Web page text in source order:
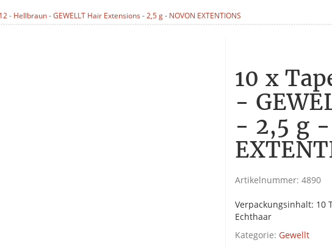
- Hellbraun - GEWELLT Hair Extensions - 2,5 g - NOVON EXTENTIONS
10 x
-
- 2,5 g -
Artikelnummer: 4890
Verpackungsinhalt: 10
Echthaar
Kategorie: Gewellt